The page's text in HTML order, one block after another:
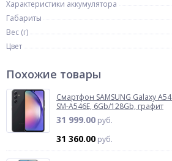
Характеристики аккумулятора
Габариты
Вес (г)
Цвет
Похожие товары
Смартфон SAMSUNG Galaxy
SM-A546E, 6Gb/128Gb, графит
31 999.00 руб.
31 360.00 руб.